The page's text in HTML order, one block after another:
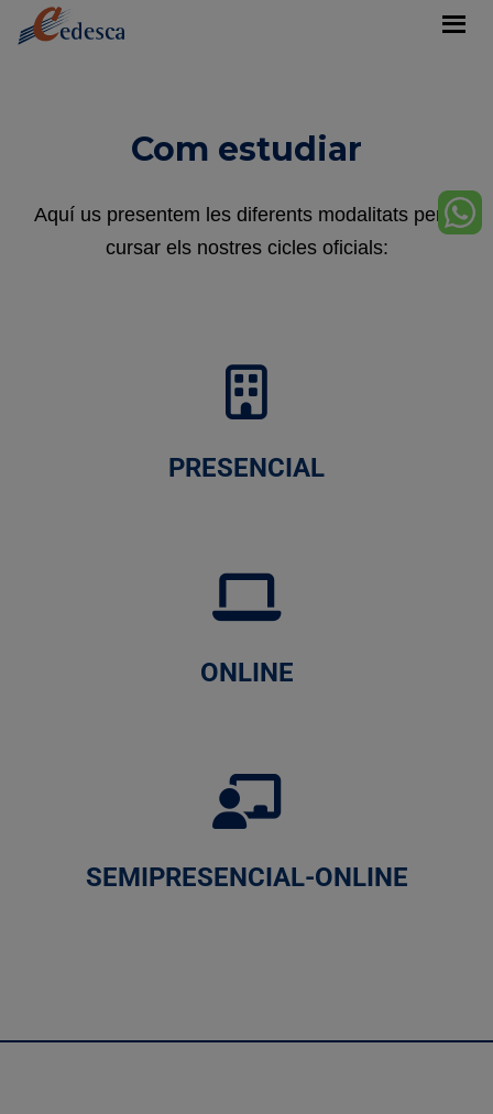
Com estudiar
Aquí us presentem les diferents modalitats per a
cursar els nostres cicles oficials:
PRESENCIAL
ONLINE
SEMIPRESENCIAL-ONLINE